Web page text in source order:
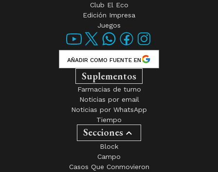
Club El Eco
Edición Impresa
Juegos
AÑADIR COMO FUENTE EN
Suplementos
Farmacias de turno
Noticias por email
Noticias por WhatsApp
Tiempo
Secciones
Block
Campo
Casos Que Conmovieron